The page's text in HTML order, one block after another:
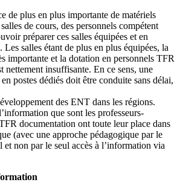
de plus en plus importante de matériels
de cours, des personnels compétent
préparer ces salles équipées et en
Les salles étant de plus en plus équipées, la
importante et la dotation en personnels TFR
insuffisante. En ce sens, une
postes dédiés doit être conduite sans délai,
des ENT dans les régions.
que sont les professeurs-
documentation ont toute leur place dans
(avec une approche pédagogique par le
non par le seul accès à l’information via